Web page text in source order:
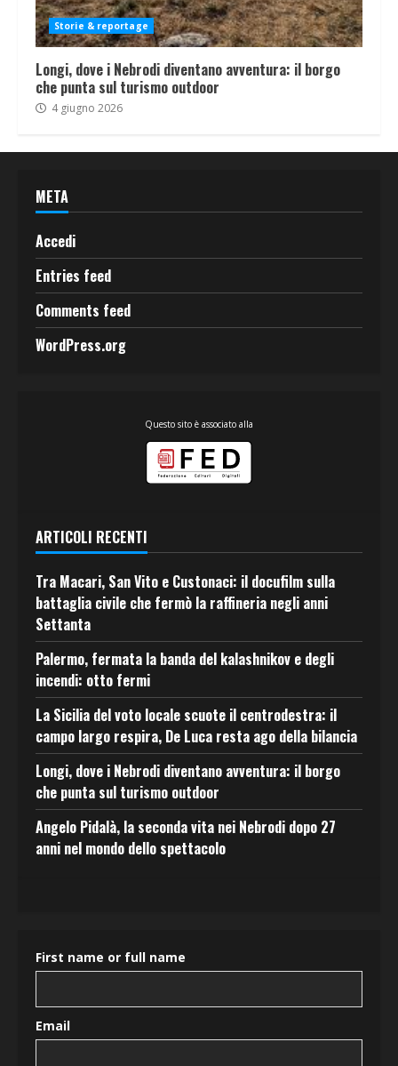
Storie & reportage
Longi, dove i Nebrodi diventano avventura: il borgo
che punta sul turismo outdoor
4 giugno 2026
META
Accedi
Entries feed
Comments feed
WordPress.org
Questo sito è associato alla
ARTICOLI RECENTI
Tra Macari, San Vito e Custonaci: il docufilm sulla
battaglia civile che fermò la raffineria negli anni
Settanta
Palermo, fermata la banda del kalashnikov e degli
incendi: otto fermi
La Sicilia del voto locale scuote il centrodestra: il
campo largo respira, De Luca resta ago della bilancia
Longi, dove i Nebrodi diventano avventura: il borgo
che punta sul turismo outdoor
Angelo Pidalà, la seconda vita nei Nebrodi dopo 27
anni nel mondo dello spettacolo
First name or full name
Email